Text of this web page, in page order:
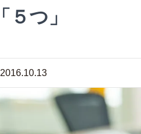
「５つ」
2016.10.13